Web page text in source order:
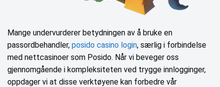
Mange undervurderer betydningen av å bruke en
passordbehandler, posido casino login, særlig i forbindelse
med nettcasinoer som Posido. Når vi beveger oss
gjennomgående i kompleksiteten ved trygge innlogginger,
oppdager vi at disse verktøyene kan forbedre vår